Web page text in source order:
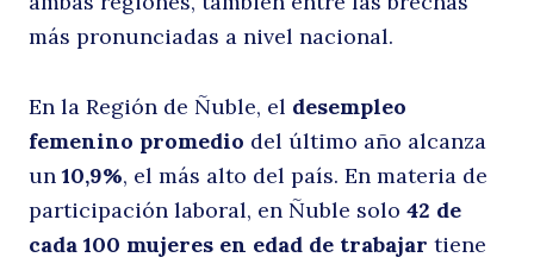
más pronunciadas a nivel nacional.
En la Región de Ñuble, el desempleo
femenino promedio del último año alcanza
un 10,9%, el más alto del país. En materia de
participación laboral, en Ñuble solo 42 de
cada 100 mujeres en edad de trabajar tiene